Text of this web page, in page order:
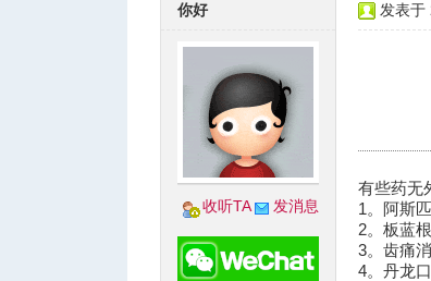
你好
收听TA 发消息
发表于
有些药无
1。阿斯
2。板蓝
3。齿痛
4。丹龙